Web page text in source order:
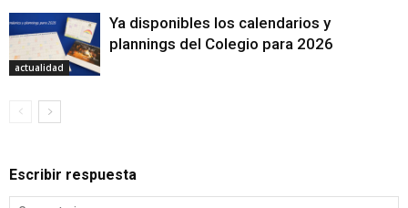
actualidad
Ya disponibles los calendarios y
plannings del Colegio para 2026
Escribir respuesta